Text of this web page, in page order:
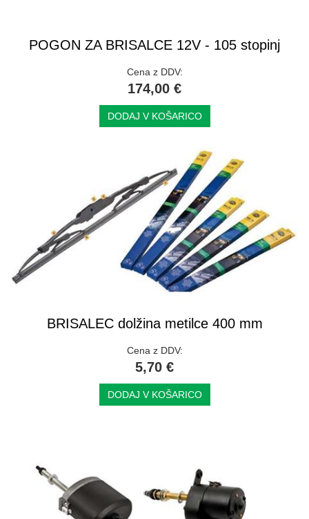
POGON ZA BRISALCE 12V - 105 stopinj
Cena z DDV:
174,00 €
DODAJ V KOŠARICO
BRISALEC dolžina metilce 400 mm
Cena z DDV:
5,70 €
DODAJ V KOŠARICO